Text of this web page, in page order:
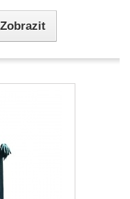
Zobrazit